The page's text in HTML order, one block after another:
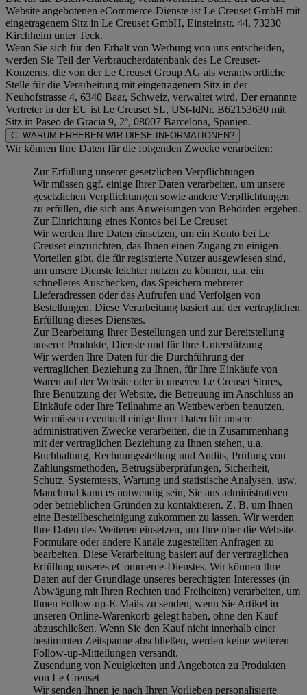
Website angebotenen eCommerce-Dienste ist Le Creuset GmbH mit
eingetragenem Sitz in Le Creuset GmbH, Einsteinstr. 44, 73230
Kirchheim unter Teck.
Wenn Sie sich für den Erhalt von Werbung von uns entscheiden,
werden Sie Teil der Verbraucherdatenbank des Le Creuset-
Konzerns, die von der Le Creuset Group AG als verantwortliche
Stelle für die Verarbeitung mit eingetragenem Sitz in der
Neuhofstrasse 4, 6340 Baar, Schweiz, verwaltet wird. Der ernannte
Vertreter in der EU ist Le Creuset SL, USt-IdNr. B62153630 mit
Sitz in Paseo de Gracia 9, 2º, 08007 Barcelona, Spanien.
C. WARUM ERHEBEN WIR DIESE INFORMATIONEN?
Wir können Ihre Daten für die folgenden Zwecke verarbeiten:
Zur Erfüllung unserer gesetzlichen Verpflichtungen
Wir müssen ggf. einige Ihrer Daten verarbeiten, um unsere
gesetzlichen Verpflichtungen sowie andere Verpflichtungen
zu erfüllen, die sich aus Anweisungen von Behörden ergeben.
Zur Einrichtung eines Kontos bei Le Creuset
Wir werden Ihre Daten einsetzen, um ein Konto bei Le
Creuset einzurichten, das Ihnen einen Zugang zu einigen
Vorteilen gibt, die für registrierte Nutzer ausgewiesen sind,
um unsere Dienste leichter nutzen zu können, u.a. ein
schnelleres Auschecken, das Speichern mehrerer
Lieferadressen oder das Aufrufen und Verfolgen von
Bestellungen. Diese Verarbeitung basiert auf der vertraglichen
Erfüllung dieses Dienstes.
Zur Bearbeitung Ihrer Bestellungen und zur Bereitstellung
unserer Produkte, Dienste und für Ihre Unterstützung
Wir werden Ihre Daten für die Durchführung der
vertraglichen Beziehung zu Ihnen, für Ihre Einkäufe von
Waren auf der Website oder in unseren Le Creuset Stores,
Ihre Benutzung der Website, die Betreuung im Anschluss an
Einkäufe oder Ihre Teilnahme an Wettbewerben benutzen.
Wir müssen eventuell einige Ihrer Daten für unsere
administrativen Zwecke verarbeiten, die in Zusammenhang
mit der vertraglichen Beziehung zu Ihnen stehen, u.a.
Buchhaltung, Rechnungsstellung und Audits, Prüfung von
Zahlungsmethoden, Betrugsüberprüfungen, Sicherheit,
Schutz, Systemtests, Wartung und statistische Analysen, usw.
Manchmal kann es notwendig sein, Sie aus administrativen
oder betrieblichen Gründen zu kontaktieren. Z. B. um Ihnen
eine Bestellbescheinigung zukommen zu lassen. Wir werden
Ihre Daten des Weiteren einsetzen, um Ihre über die Website-
Formulare oder andere Kanäle zugestellten Anfragen zu
bearbeiten. Diese Verarbeitung basiert auf der vertraglichen
Erfüllung unseres eCommerce-Dienstes. Wir können Ihre
Daten auf der Grundlage unseres berechtigten Interesses (in
Abwägung mit Ihren Rechten und Freiheiten) verarbeiten, um
Ihnen Follow-up-E-Mails zu senden, wenn Sie Artikel in
unseren Online-Warenkorb gelegt haben, ohne den Kauf
abzuschließen. Wenn Sie den Kauf nicht innerhalb einer
bestimmten Zeitspanne abschließen, werden keine weiteren
Follow-up-Mitteilungen versandt.
Zusendung von Neuigkeiten und Angeboten zu Produkten
von Le Creuset
Wir senden Ihnen je nach Ihren Vorlieben personalisierte